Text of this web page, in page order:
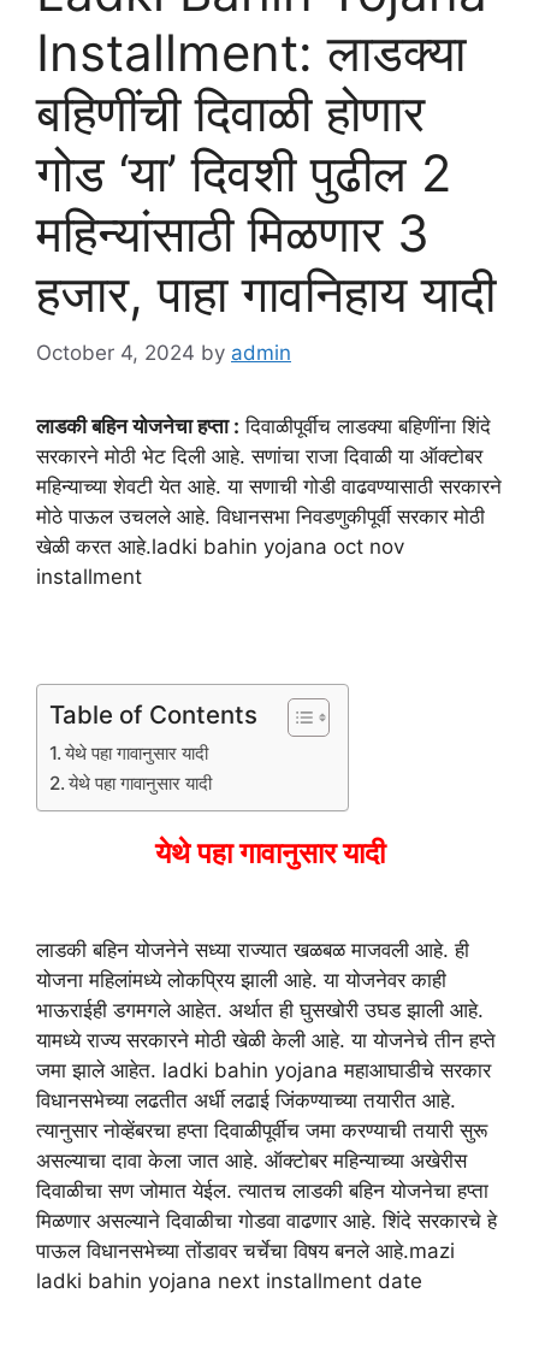
Installment: लाडक्या
बहिणींची दिवाळी होणार
गोड ‘या’ दिवशी पुढील 2
महिन्यांसाठी मिळणार 3
हजार, पाहा गावनिहाय यादी
October 4, 2024 by admin
लाडकी बहिन योजनेचा हप्ता : दिवाळीपूर्वीच लाडक्या बहिणींना शिंदे
सरकारने मोठी भेट दिली आहे. सणांचा राजा दिवाळी या ऑक्टोबर
महिन्याच्या शेवटी येत आहे. या सणाची गोडी वाढवण्यासाठी सरकारने
मोठे पाऊल उचलले आहे. विधानसभा निवडणुकीपूर्वी सरकार मोठी
खेळी करत आहे.ladki bahin yojana oct nov
installment
Table of Contents
येथे पहा गावानुसार यादी
येथे पहा गावानुसार यादी
येथे पहा गावानुसार यादी
लाडकी बहिन योजनेने सध्या राज्यात खळबळ माजवली आहे. ही
योजना महिलांमध्ये लोकप्रिय झाली आहे. या योजनेवर काही
भाऊराईही डगमगले आहेत. अर्थात ही घुसखोरी उघड झाली आहे.
यामध्ये राज्य सरकारने मोठी खेळी केली आहे. या योजनेचे तीन हप्ते
जमा झाले आहेत. ladki bahin yojana महाआघाडीचे सरकार
विधानसभेच्या लढतीत अर्धी लढाई जिंकण्याच्या तयारीत आहे.
त्यानुसार नोव्हेंबरचा हप्ता दिवाळीपूर्वीच जमा करण्याची तयारी सुरू
असल्याचा दावा केला जात आहे. ऑक्टोबर महिन्याच्या अखेरीस
दिवाळीचा सण जोमात येईल. त्यातच लाडकी बहिन योजनेचा हप्ता
मिळणार असल्याने दिवाळीचा गोडवा वाढणार आहे. शिंदे सरकारचे हे
पाऊल विधानसभेच्या तोंडावर चर्चेचा विषय बनले आहे.mazi
ladki bahin yojana next installment date